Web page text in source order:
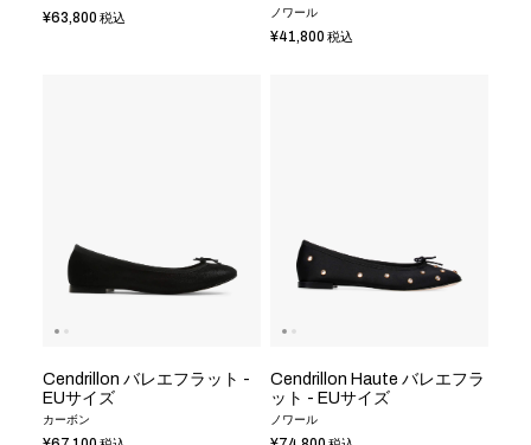
¥63,800 税込 ノワール
¥41,800 税込
Cendrillon バレエフラット -
EUサイズ
カーボン
Cendrillon Haute バレエフラ
ット - EUサイズ
ノワール